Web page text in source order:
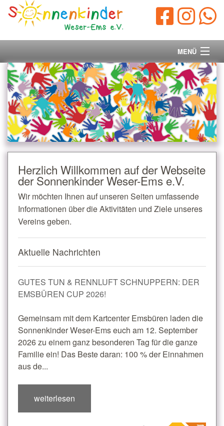
MENÜ
Startseite
Vorstand
Unsere Ziele
Ihre Spende
Aktuelles/Presse
Kontakt
Herzlich Willkommen auf der Webseite
der Sonnenkinder Weser-Ems e.V.
Wir möchten Ihnen auf unseren Seiten umfassende
Informationen über die Aktivitäten und Ziele unseres
Vereins geben.
Aktuelle Nachrichten
GUTES TUN & RENNLUFT SCHNUPPERN: DER
EMSBÜREN CUP 2026!
Gemeinsam mit dem Kartcenter Emsbüren laden die
Sonnenkinder Weser-Ems euch am 12. September
2026 zu einem ganz besonderen Tag für die ganze
Familie ein! Das Beste daran: 100 % der Einnahmen
aus de...
weiterlesen